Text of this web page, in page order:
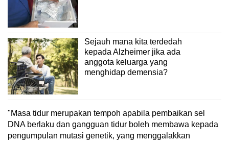
Sejauh mana kita terdedah
kepada Alzheimer jika ada
anggota keluarga yang
menghidap demensia?
"Masa tidur merupakan tempoh apabila pembaikan sel
DNA berlaku dan gangguan tidur boleh membawa kepada
pengumpulan mutasi genetik, yang menggalakkan